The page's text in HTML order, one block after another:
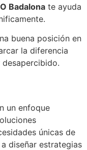
Badalona te ayuda
buena posición en
la diferencia
un enfoque
únicas de
diseñar estrategias